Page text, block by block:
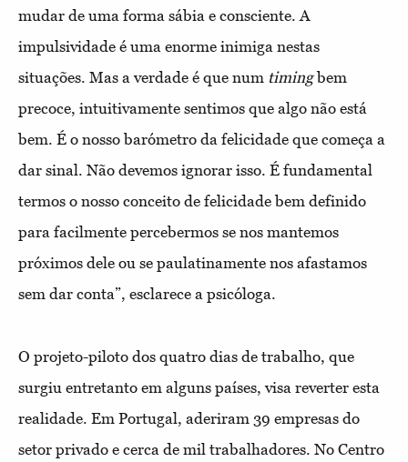
mudar de uma forma sábia e consciente. A
impulsividade é uma enorme inimiga nestas
situações. Mas a verdade é que num timingbem
precoce, intuitivamente sentimos que algo não está
bem. É o nosso barómetro da felicidade que começa a
dar sinal. Não devemos ignorar isso. É fundamental
termos o nosso conceito de felicidade bem definido
para facilmente percebermos se nos mantemos
próximos dele ou se paulatinamente nos afastamos
sem dar conta”, esclarece a psicóloga.
O projeto-piloto dos quatro dias de trabalho, que
surgiu entretanto em alguns países, visa reverter esta
realidade. Em Portugal, aderiram 39 empresas do
setor privado e cerca de mil trabalhadores. No Centro